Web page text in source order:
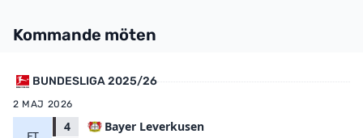
Kommande möten
BUNDESLIGA 2025/26
2 MAJ 2026
4
Bayer Leverkusen